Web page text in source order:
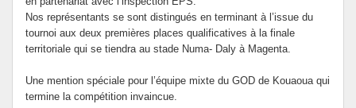
Nos représentants se sont distingués en terminant à l’issue du
tournoi aux deux premières places qualificatives à la finale
territoriale qui se tiendra au stade Numa- Daly à Magenta.
Une mention spéciale pour l’équipe mixte du GOD de Kouaoua qui
termine la compétition invaincue.